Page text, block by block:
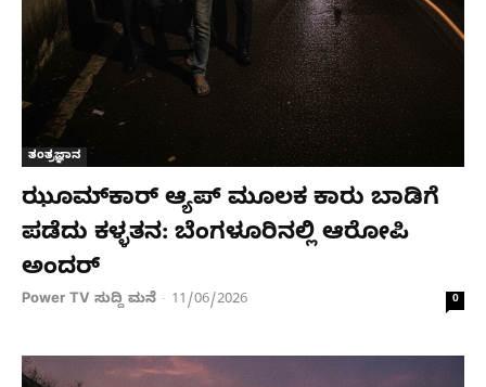
ತಂತ್ರಜ್ಞಾನ
ಝೂಮ್‌ಕಾರ್ ಆ್ಯಪ್ ಮೂಲಕ ಕಾರು ಬಾಡಿಗೆ
ಪಡೆದು ಕಳ್ಳತನ: ಬೆಂಗಳೂರಿನಲ್ಲಿ ಆರೋಪಿ
ಅಂದರ್
Power TV ಸುದ್ದಿ ಮನೆ - 11/06/2026 0